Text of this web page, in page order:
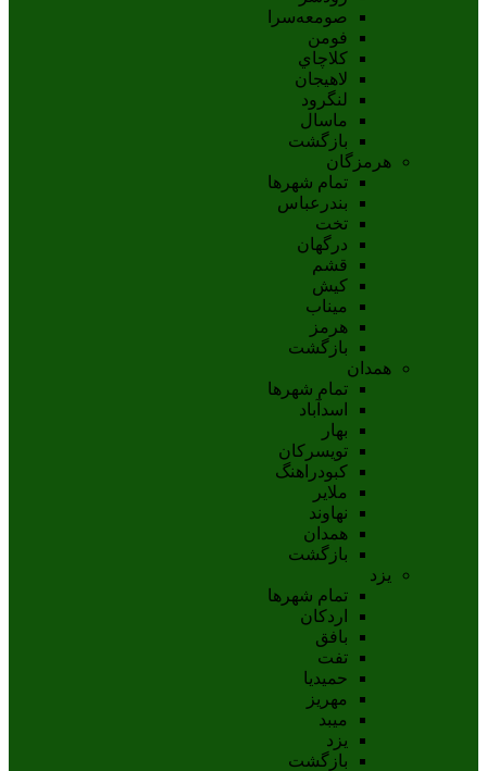
صومعه‌سرا
فومن
کلاچاي
لاهيجان
لنگرود
ماسال
بازگشت
هرمزگان
تمام شهر‌ها
بندرعباس
تخت
درگهان
قشم
کيش
ميناب
هرمز
بازگشت
همدان
تمام شهر‌ها
اسدآباد
بهار
تويسرکان
کبودراهنگ
ملاير
نهاوند
همدان
بازگشت
یزد
تمام شهر‌ها
اردکان
بافق
تفت
حميديا
مهریز
ميبد
يزد
بازگشت